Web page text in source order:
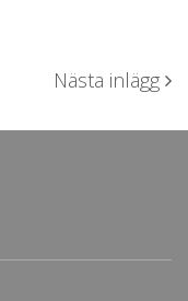
Nästa inlägg